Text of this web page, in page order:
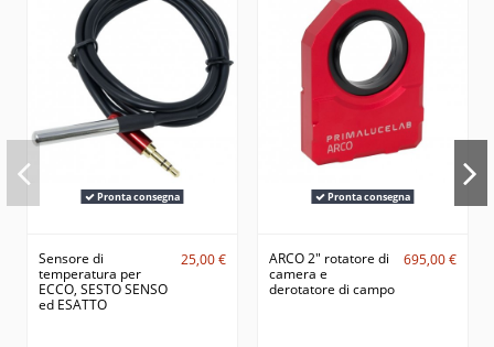
Pronta consegna
Sensore di
temperatura per
ECCO, SESTO SENSO
ed ESATTO
25,00 €
Pronta consegna
ARCO 2" rotatore di
camera e
derotatore di campo
695,00 €